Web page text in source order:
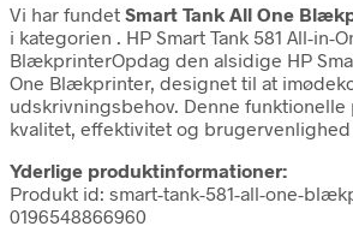
Vi har fundet Smart Tank All One
i kategorien . HP Smart Tank 581 All-in-
BlækprinterOpdag den alsidige HP
One Blækprinter, designet til at
udskrivningsbehov. Denne
kvalitet, effektivitet og
Yderlige produktinformationer:
Produkt id: smart-tank-581-all-one-
0196548866960